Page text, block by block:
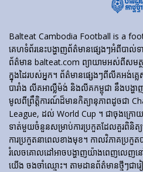
Balteat Cambodia Football is a
គេហទំព័រ​នេះ​បង្ហាញ​ព័ត៌មាន​ផ្សេងៗ​អំពី​បាល់
ព័ត៌មាន balteat.com ព្យាយាមអស់ពីសមត្
ក្នុងដៃរបស់អ្នក។ ព័ត៌មានផ្សេងៗពីលីគអ
បារាំង លីគអាល្លឺម៉ង់ និងលីគកម្ពុជា នឹងបង្ហាញ
មូលពីព្រឹត្តិការណ៍ដ៏មានកិត្យានុភាពដូចជា
League, ដល់ World Cup ។ ជាចុងក្រោ
ទាត់មួយចំនួនសម្រាប់ការប្រកួតដែលគួរពិនិត្
ការប្រកួតនាពេលខាងមុខ។ កាលវិភាគប្រកួ
រំលេចគោលដៅអាចបង្ហាញយ៉ាងពេញលេញនៅ
យើង ចងចាំឈ្មោះ។ តាមដានព័ត៌មានថ្មីៗជារៀ